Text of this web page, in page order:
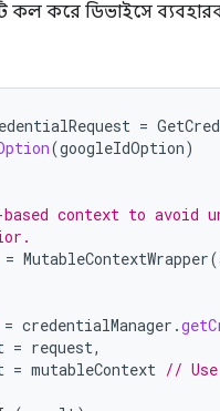
কল করে ডিভাইসে
=
(googleIdOption)
context to avoid
= MutableContextWrapper(
= credentialManager .
= request,
= mutableContext // Use